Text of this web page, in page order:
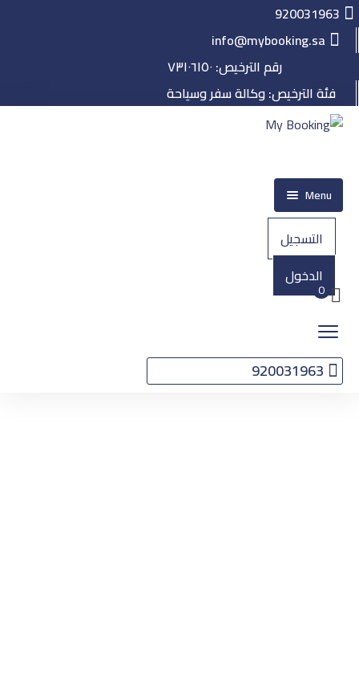
920031963
info@mybooking.sa
رقم الترخيص: ٧٣١٠٦١٥٠
فئة الترخيص: وكالة سفر وسياحة
Menu
الرئيسية
حجز
الطيران
الرحلات
التأشيرات
التسجيل
الدخول
0
920031963